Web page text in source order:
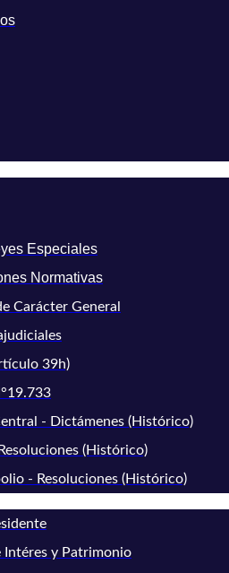
Especiales
Normativas
Carácter General
39h)
- Dictámenes (Histórico)
(Histórico)
- Resoluciones (Histórico)
Intéres y Patrimonio